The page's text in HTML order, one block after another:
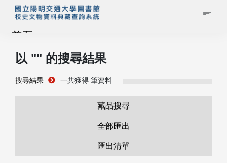
首頁
藏品查詢
以 "" 的搜尋結果
搜尋結果 一共獲得 筆資料
藏品搜尋
全部匯出
匯出清單